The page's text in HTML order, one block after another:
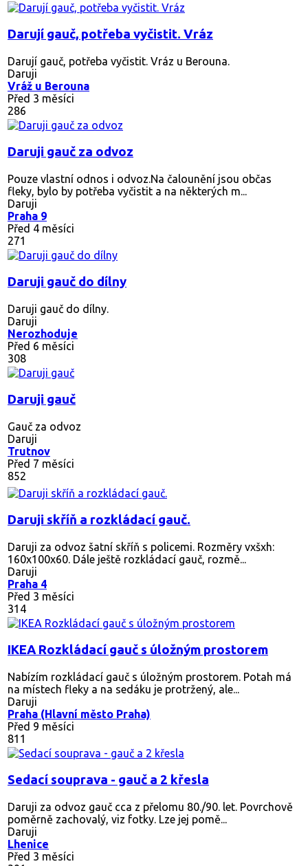
Darují gauč, potřeba vyčistit. Vráz
Darují gauč, potřeba vyčistit. Vráz u Berouna.
Daruji
Vráž u Berouna
Před 3 měsíci
286
Daruji gauč za odvoz
Pouze vlastní odnos i odvoz.Na čalounění jsou občas
fleky, bylo by potřeba vyčistit a na některých m...
Daruji
Praha 9
Před 4 měsíci
271
Daruji gauč do dílny
Daruji gauč do dílny.
Daruji
Nerozhoduje
Před 6 měsíci
308
Daruji gauč
Gauč za odvoz
Daruji
Trutnov
Před 7 měsíci
852
Daruji skříň a rozkládací gauč.
Daruji za odvoz šatní skříň s policemi. Rozměry vxšxh:
160x100x60. Dále ještě rozkládací gauč, rozmě...
Daruji
Praha 4
Před 3 měsíci
314
IKEA Rozkládací gauč s úložným prostorem
Nabízím rozkládací gauč s úložným prostorem. Potah má
na místech fleky a na sedáku je protržený, ale...
Daruji
Praha (Hlavní město Praha)
Před 9 měsíci
811
Sedací souprava - gauč a 2 křesla
Daruji za odvoz gauč cca z přelomu 80./90. let. Povrchově
poměrně zachovalý, viz fotky. Lze jej pomě...
Daruji
Lhenice
Před 3 měsíci